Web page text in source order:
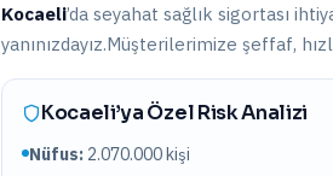
Kocaeli’da seyahat sağlık sigortası
yanınızdayız.Müşterilerimize şeffaf,
Kocaeli’ya Özel Risk Analizi
Nüfus: 2.070.000kişi